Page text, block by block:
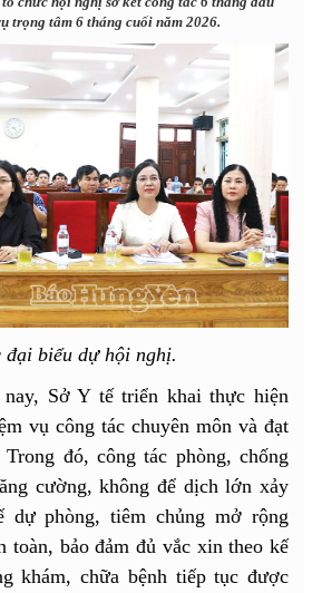
trọng tâm 6 tháng cuối năm 2026.
đại biểu dự hội nghị.
Sở Y tế triển khai thực hiện
vụ công tác chuyên môn và đạt
đó, công tác phòng, chống
cường, không để dịch lớn xảy
dự phòng, tiêm chủng mở rộng
toàn, bảo đảm đủ vắc xin theo kế
khám, chữa bệnh tiếp tục được